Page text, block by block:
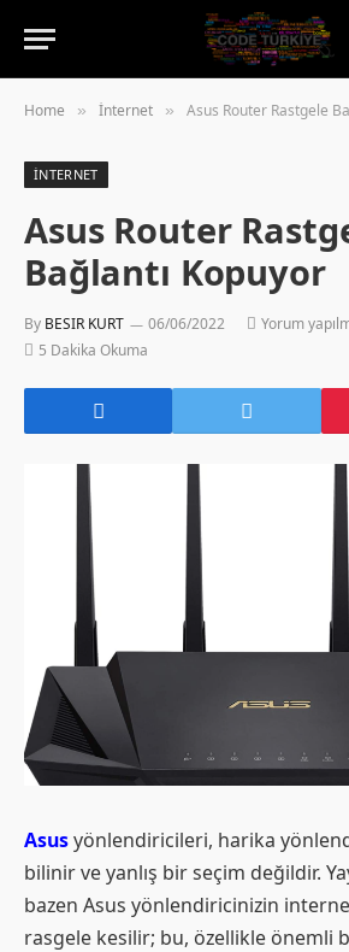
Home » İnternet » Asus Router Rastgele
İNTERNET
Asus Router
Bağlantı Kopuyor
By BESIR KURT 06/06/2022
Yorum
5 Dakika Okuma
Asusyönlendiricileri, harika
bilinir ve yanlış bir seçim değildir.
bazen Asus yönlendiricinizin
rasgele kesilir; bu, özellikle önemli